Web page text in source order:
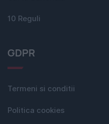
10 Reguli
GDPR
Termeni si conditii
Politica cookies